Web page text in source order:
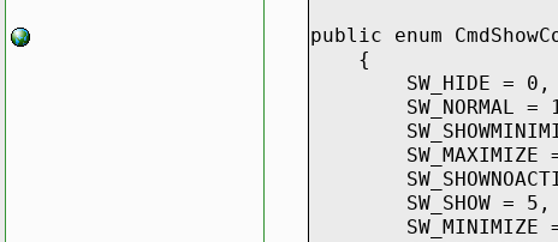
public enum
{
SW_HIDE = 0,
SW_NORMAL =
SW_MAXIMIZE
SW_SHOW = 5,
SW_MINIMIZE